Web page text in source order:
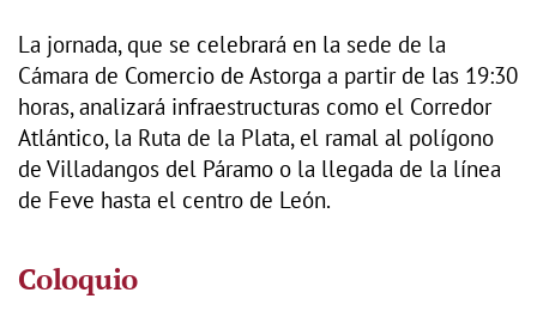
La jornada, que se celebrará en la sede de la
Cámara de Comercio de Astorga a partir de las 19:30
horas, analizará infraestructuras como el Corredor
Atlántico, la Ruta de la Plata, el ramal al polígono
de Villadangos del Páramo o la llegada de la línea
de Feve hasta el centro de León.
Coloquio